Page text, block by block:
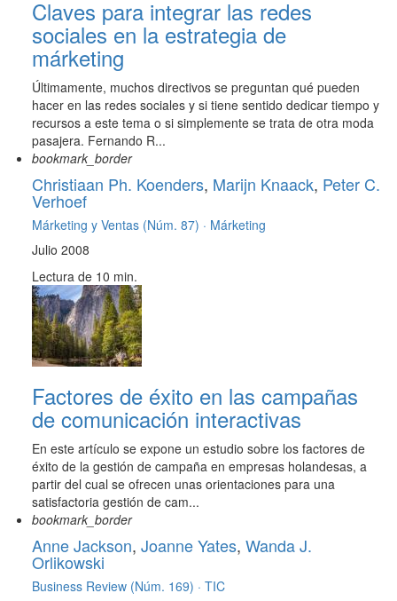
Claves para integrar las redes
sociales en la estrategia de
márketing
Últimamente, muchos directivos se preguntan qué pueden
hacer en las redes sociales y si tiene sentido dedicar tiempo y
recursos a este tema o si simplemente se trata de otra moda
pasajera. Fernando R...
bookmark_border
Christiaan Ph. Koenders, Marijn Knaack, Peter C.
Verhoef
Márketing y Ventas (Núm. 87) · Márketing
Julio 2008
Lectura de 10 min.
Factores de éxito en las campañas
de comunicación interactivas
En este artículo se expone un estudio sobre los factores de
éxito de la gestión de campaña en empresas holandesas, a
partir del cual se ofrecen unas orientaciones para una
satisfactoria gestión de cam...
bookmark_border
Anne Jackson, Joanne Yates, Wanda J.
Orlikowski
Business Review (Núm. 169) · TIC